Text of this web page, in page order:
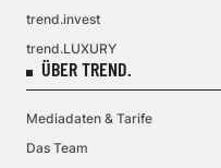
trend.invest
trend.LUXURY
ÜBER TREND.
Mediadaten & Tarife
Das Team